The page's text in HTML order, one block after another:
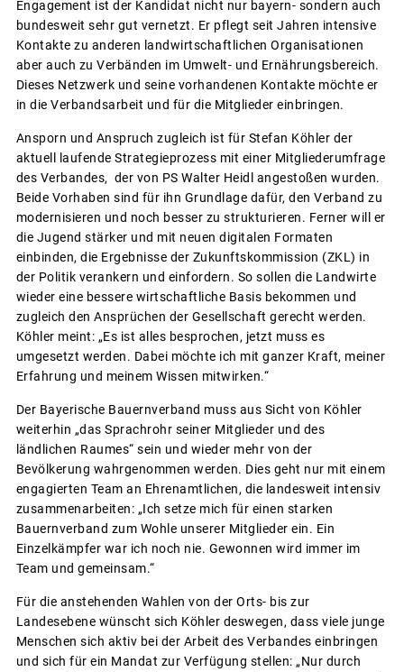
Engagement ist der Kandidat nicht nur bayern- sondern auch
bundesweit sehr gut vernetzt. Er pflegt seit Jahren intensive
Kontakte zu anderen landwirtschaftlichen Organisationen
aber auch zu Verbänden im Umwelt- und Ernährungsbereich.
Dieses Netzwerk und seine vorhandenen Kontakte möchte er
in die Verbandsarbeit und für die Mitglieder einbringen.
Ansporn und Anspruch zugleich ist für Stefan Köhler der
aktuell laufende Strategieprozess mit einer Mitgliederumfrage
des Verbandes, der von PS Walter Heidl angestoßen wurden.
Beide Vorhaben sind für ihn Grundlage dafür, den Verband zu
modernisieren und noch besser zu strukturieren. Ferner will er
die Jugend stärker und mit neuen digitalen Formaten
einbinden, die Ergebnisse der Zukunftskommission (ZKL) in
der Politik verankern und einfordern. So sollen die Landwirte
wieder eine bessere wirtschaftliche Basis bekommen und
zugleich den Ansprüchen der Gesellschaft gerecht werden.
Köhler meint: „Es ist alles besprochen, jetzt muss es
umgesetzt werden. Dabei möchte ich mit ganzer Kraft, meiner
Erfahrung und meinem Wissen mitwirken.“
Der Bayerische Bauernverband muss aus Sicht von Köhler
weiterhin „das Sprachrohr seiner Mitglieder und des
ländlichen Raumes“ sein und wieder mehr von der
Bevölkerung wahrgenommen werden. Dies geht nur mit einem
engagierten Team an Ehrenamtlichen, die landesweit intensiv
zusammenarbeiten: „Ich setze mich für einen starken
Bauernverband zum Wohle unserer Mitglieder ein. Ein
Einzelkämpfer war ich noch nie. Gewonnen wird immer im
Team und gemeinsam.“
Für die anstehenden Wahlen von der Orts- bis zur
Landesebene wünscht sich Köhler deswegen, dass viele junge
Menschen sich aktiv bei der Arbeit des Verbandes einbringen
und sich für ein Mandat zur Verfügung stellen: „Nur durch